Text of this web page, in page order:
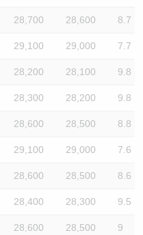
28,700 28,600 8.7
29,100 29,000 7.7
28,200 28,100 9.8
28,300 28,200 9.8
28,600 28,500 8.8
29,100 29,000 7.6
28,600 28,500 8.6
28,400 28,300 9.5
28,600 28,500 9